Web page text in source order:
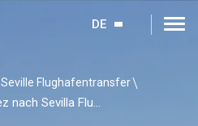
DE
Seville Flughafentransfer
Taxi von Jerez nach Sevilla Flughafen